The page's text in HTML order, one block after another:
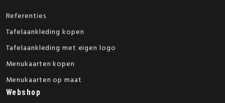
Referenties
Tafelaankleding kopen
Tafelaankleding met eigen logo
Menukaarten kopen
Menukaarten op maat
Webshop